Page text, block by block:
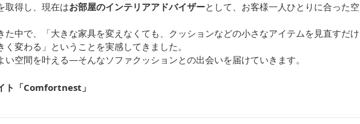
取得し、現在はお部屋のインテリアアドバイザーとして、お客様一人ひとりに合った空
た中で、「大きな家具を変えなくても、クッションなどの小さなアイテムを見直すだけ
変わる」ということを実感してきました。
空間を叶える—そんなソファクッションとの出会いを届けていきます。
ト「Comfortnest 」